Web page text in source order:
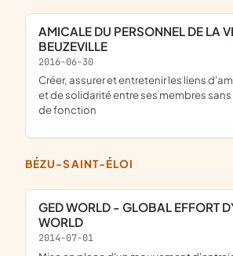
AMICALE DU PERSONNEL DE LA VILLE DE
BEUZEVILLE
2016-06-30
créer, assurer et entretenir les liens d'amitiés, d'entraide
et de solidarité entre ses membres
de fonction
BÉZU-SAINT-ÉLOI
GED WORLD - GLOBAL EFFORT DYNAMIC
WORLD
2014-07-01